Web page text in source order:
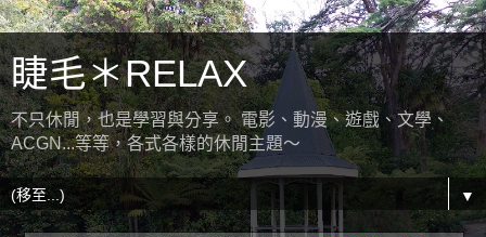
睫毛＊RELAX
不只休閒，也是學習與分享。 電影、動漫、遊戲、文學、
ACGN...等等，各式各樣的休閒主題～
▼